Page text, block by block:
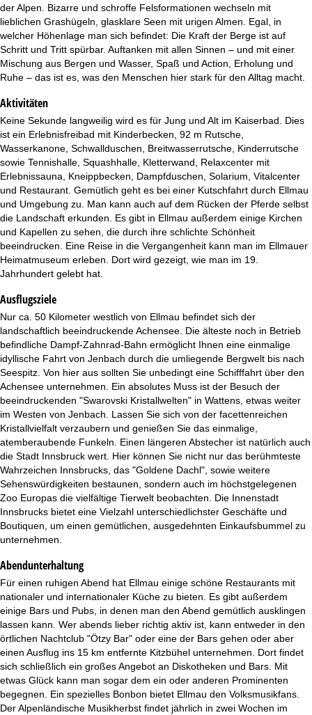
der Alpen. Bizarre und schroffe Felsformationen wechseln mit
lieblichen Grashügeln, glasklare Seen mit urigen Almen. Egal, in
welcher Höhenlage man sich befindet: Die Kraft der Berge ist auf
Schritt und Tritt spürbar. Auftanken mit allen Sinnen – und mit einer
Mischung aus Bergen und Wasser, Spaß und Action, Erholung und
Ruhe – das ist es, was den Menschen hier stark für den Alltag macht.
Aktivitäten
Keine Sekunde langweilig wird es für Jung und Alt im Kaiserbad. Dies
ist ein Erlebnisfreibad mit Kinderbecken, 92 m Rutsche,
Wasserkanone, Schwallduschen, Breitwasserrutsche, Kinderrutsche
sowie Tennishalle, Squashhalle, Kletterwand, Relaxcenter mit
Erlebnissauna, Kneippbecken, Dampfduschen, Solarium, Vitalcenter
und Restaurant. Gemütlich geht es bei einer Kutschfahrt durch Ellmau
und Umgebung zu. Man kann auch auf dem Rücken der Pferde selbst
die Landschaft erkunden. Es gibt in Ellmau außerdem einige Kirchen
und Kapellen zu sehen, die durch ihre schlichte Schönheit
beeindrucken. Eine Reise in die Vergangenheit kann man im Ellmauer
Heimatmuseum erleben. Dort wird gezeigt, wie man im 19.
Jahrhundert gelebt hat.
Ausflugsziele
Nur ca. 50 Kilometer westlich von Ellmau befindet sich der
landschaftlich beeindruckende Achensee. Die älteste noch in Betrieb
befindliche Dampf-Zahnrad-Bahn ermöglicht Ihnen eine einmalige
idyllische Fahrt von Jenbach durch die umliegende Bergwelt bis nach
Seespitz. Von hier aus sollten Sie unbedingt eine Schifffahrt über den
Achensee unternehmen. Ein absolutes Muss ist der Besuch der
beeindruckenden "Swarovski Kristallwelten" in Wattens, etwas weiter
im Westen von Jenbach. Lassen Sie sich von der facettenreichen
Kristallvielfalt verzaubern und genießen Sie das einmalige,
atemberaubende Funkeln. Einen längeren Abstecher ist natürlich auch
die Stadt Innsbruck wert. Hier können Sie nicht nur das berühmteste
Wahrzeichen Innsbrucks, das "Goldene Dachl", sowie weitere
Sehenswürdigkeiten bestaunen, sondern auch im höchstgelegenen
Zoo Europas die vielfältige Tierwelt beobachten. Die Innenstadt
Innsbrucks bietet eine Vielzahl unterschiedlichster Geschäfte und
Boutiquen, um einen gemütlichen, ausgedehnten Einkaufsbummel zu
unternehmen.
Abendunterhaltung
Für einen ruhigen Abend hat Ellmau einige schöne Restaurants mit
nationaler und internationaler Küche zu bieten. Es gibt außerdem
einige Bars und Pubs, in denen man den Abend gemütlich ausklingen
lassen kann. Wer abends lieber richtig aktiv ist, kann entweder in den
örtlichen Nachtclub "Ötzy Bar" oder eine der Bars gehen oder aber
einen Ausflug ins 15 km entfernte Kitzbühel unternehmen. Dort findet
sich schließlich ein großes Angebot an Diskotheken und Bars. Mit
etwas Glück kann man sogar dem ein oder anderen Prominenten
begegnen. Ein spezielles Bonbon bietet Ellmau den Volksmusikfans.
Der Alpenländische Musikherbst findet jährlich in zwei Wochen im